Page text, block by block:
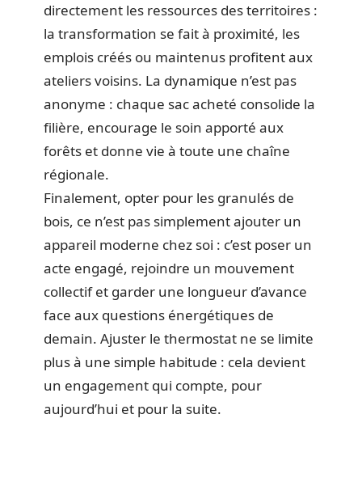
directement les ressources des territoires :
la transformation se fait à proximité, les
emplois créés ou maintenus profitent aux
ateliers voisins. La dynamique n’est pas
anonyme : chaque sac acheté consolide la
filière, encourage le soin apporté aux
forêts et donne vie à toute une chaîne
régionale.
Finalement, opter pour les granulés de
bois, ce n’est pas simplement ajouter un
appareil moderne chez soi : c’est poser un
acte engagé, rejoindre un mouvement
collectif et garder une longueur d’avance
face aux questions énergétiques de
demain. Ajuster le thermostat ne se limite
plus à une simple habitude : cela devient
un engagement qui compte, pour
aujourd’hui et pour la suite.